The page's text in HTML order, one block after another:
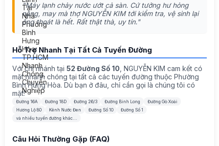
"Máy lạnh chảy nước ướt cả sàn. Cứ tưởng hư hỏng
nặng, may mà thợ NGUYỄN KIM tới kiểm tra, vệ sinh lại
ống thoát là hết. Rất thật thà, uy tín."
Hỗ Trợ Nhanh Tại Tất Cả Tuyến Đường
Với chi nhánh tại 52 Đường Số 10 , NGUYỄN KIM cam kết có
mặt nhanh chóng tại tất cả các tuyến đường thuộc Phường
Bình Hưng Hòa. Dù bạn ở đâu, chỉ cần gọi là chúng tôi có
mặt!
Đường 16A Đường 18D Đường 26/3 Đường Bình Long
Đường Gò Xoài
Hương Lộ 80
Kênh Nước Đen Đường Số 10
Đường Số 1
và nhiều tuyến đường khác...
Câu Hỏi Thường Gặp (FAQ)